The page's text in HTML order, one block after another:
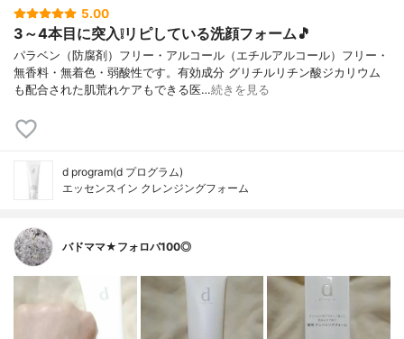
5.00
3～4本目に突入❕リピしている洗顔フォーム🎵
パラベン（防腐剤）フリー・アルコール（エチルアルコール）フリー・
無香料・無着色・弱酸性です。有効成分 グリチルリチン酸ジカリウム
も配合された肌荒れケアもできる医…続きを見る
d program(d プログラム)
エッセンスイン クレンジングフォーム
バドママ★フォロバ100◎